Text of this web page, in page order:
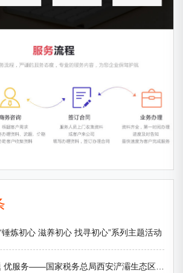
锤炼初心 滋养初心 找寻初心”系列主题活动
务总局西安浐灞生态区税务局积极开展一把手“走流程 坐窗口 跟执法 处投诉”活动